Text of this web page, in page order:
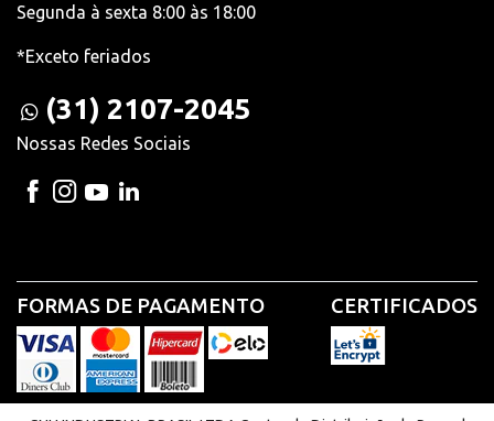
Segunda à sexta 8:00 às 18:00
*Exceto feriados
(31) 2107-2045
Nossas Redes Sociais
FORMAS DE PAGAMENTO CERTIFICADOS